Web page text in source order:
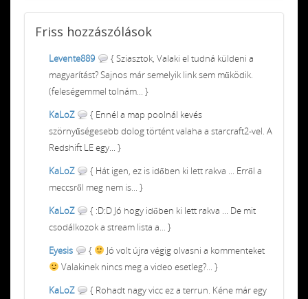
Friss hozzászólások
Levente889
{ Sziasztok, Valaki el tudná küldeni a
magyarítást? Sajnos már semelyik link sem működik.
(feleségemmel tolnám... }
KaLoZ
{ Ennél a map poolnál kevés
szörnyűségesebb dolog történt valaha a starcraft2-vel. A
Redshift LE egy... }
KaLoZ
{ Hát igen, ez is időben ki lett rakva ... Erről a
meccsről meg nem is... }
KaLoZ
{ :D:D Jó hogy időben ki lett rakva ... De mit
csodálkozok a stream lista a... }
Eyesis
{
Jó volt újra végig olvasni a kommenteket
Valakinek nincs meg a video esetleg?... }
KaLoZ
{ Rohadt nagy vicc ez a terrun. Kéne már egy